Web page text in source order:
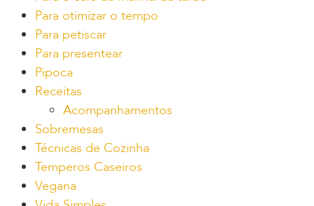
Para otimizar o tempo
Para petiscar
Para presentear
Pipoca
Receitas
Acompanhamentos
Sobremesas
Técnicas de Cozinha
Temperos Caseiros
Vegana